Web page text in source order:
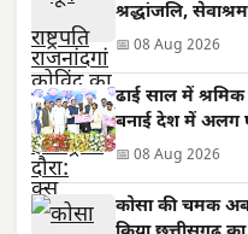
श्रद्धांजलि,
📅 08 Aug 2026
ढाई साल में
बनाई देश में अलग
📅 08 Aug 2026
कोसा की चमक अब